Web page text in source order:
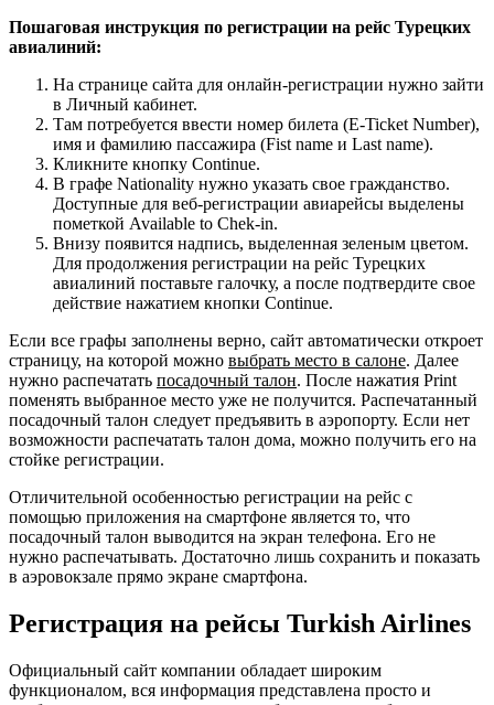
Пошаговая инструкция по регистрации на рейс Турецких
авиалиний:
На странице сайта для онлайн-регистрации нужно зайти
в Личный кабинет.
Там потребуется ввести номер билета (E-Ticket Number),
имя и фамилию пассажира (Fist name и Last name).
Кликните кнопку Continue.
В графе Nationality нужно указать свое гражданство.
Доступные для веб-регистрации авиарейсы выделены
пометкой Available to Chek-in.
Внизу появится надпись, выделенная зеленым цветом.
Для продолжения регистрации на рейс Турецких
авиалиний поставьте галочку, а после подтвердите свое
действие нажатием кнопки Continue.
Если все графы заполнены верно, сайт автоматически откроет
страницу, на которой можно выбрать место в салоне. Далее
нужно распечатать посадочный талон. После нажатия Print
поменять выбранное место уже не получится. Распечатанный
посадочный талон следует предъявить в аэропорту. Если нет
возможности распечатать талон дома, можно получить его на
стойке регистрации.
Отличительной особенностью регистрации на рейс с
помощью приложения на смартфоне является то, что
посадочный талон выводится на экран телефона. Его не
нужно распечатывать. Достаточно лишь сохранить и показать
в аэровокзале прямо экране смартфона.
Регистрация на рейсы Turkish Airlines
Официальный сайт компании обладает широким
функционалом, вся информация представлена просто и